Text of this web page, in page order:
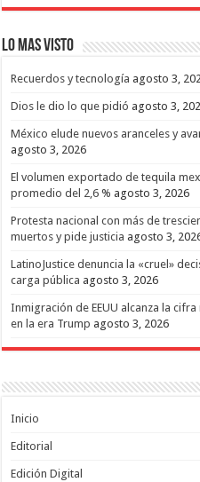
Lo mas Visto
Recuerdos y tecnología agosto 3,
Dios le dio lo que pidió agosto 3,
México elude nuevos aranceles y
agosto 3, 2026
El volumen exportado de tequila
promedio del 2,6 % agosto 3, 2026
Protesta nacional con más de
muertos y pide justicia agosto 3,
LatinoJustice denuncia la «cruel»
carga pública agosto 3, 2026
Inmigración de EEUU alcanza la
en la era Trump agosto 3, 2026
Inicio
Editorial
Edición Digital